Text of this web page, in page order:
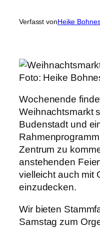
Verfasst vonHeike
Foto: Heike
Wochenende
Weihnachtsmarkt
Budenstadt und
Zentrum zu
anstehenden
vielleicht auch mit
einzudecken.
Wir bieten
Samstag zum